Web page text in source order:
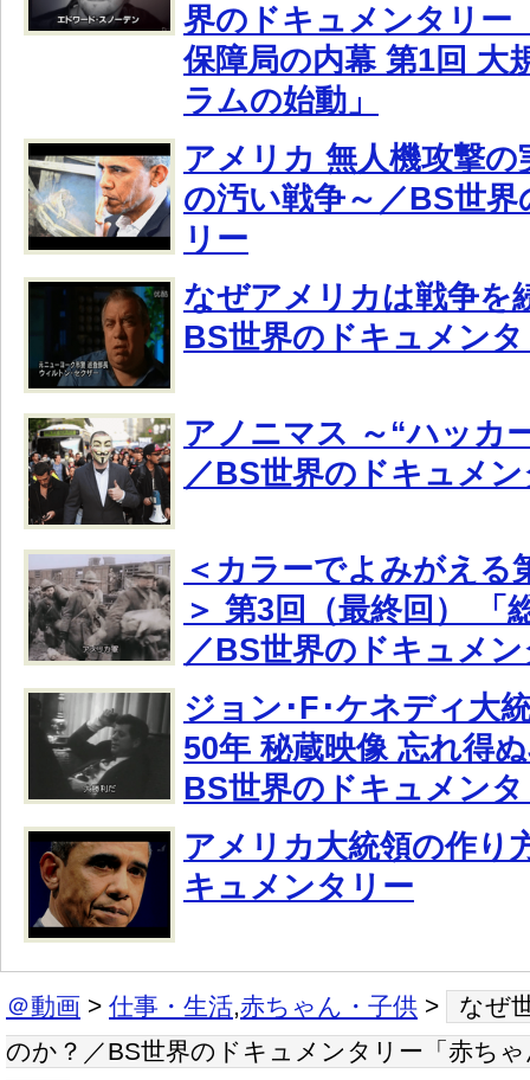
界のドキュメンタリー
保障局の内幕 第1回 大
ラムの始動」
アメリカ 無人機攻撃
の汚い戦争～／BS世
リー
なぜアメリカは戦争を
BS世界のドキュメン
アノニマス ～“ハッカ
／BS世界のドキュメ
＜カラーでよみがえる
＞ 第3回（最終回） 「
／BS世界のドキュメ
ジョン･F･ケネディ大
50年 秘蔵映像 忘れ得
BS世界のドキュメン
アメリカ大統領の作り
キュメンタリー
＠動画 > 仕事・生活,赤ちゃん・子供 >
なぜ
のか？／BS世界のドキュメンタリー「赤ち